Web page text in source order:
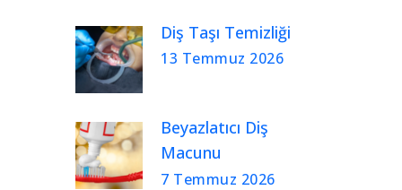
Diş Taşı Temizliği
13 Temmuz 2026
Beyazlatıcı Diş
Macunu
7 Temmuz 2026